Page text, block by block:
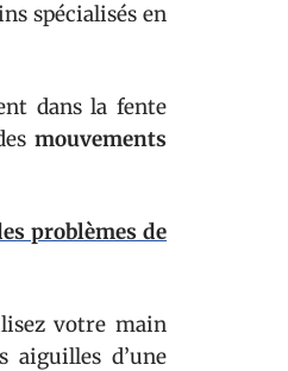
spécialisés en
dans la fente
mouvements
problèmes de
votre main
d’une